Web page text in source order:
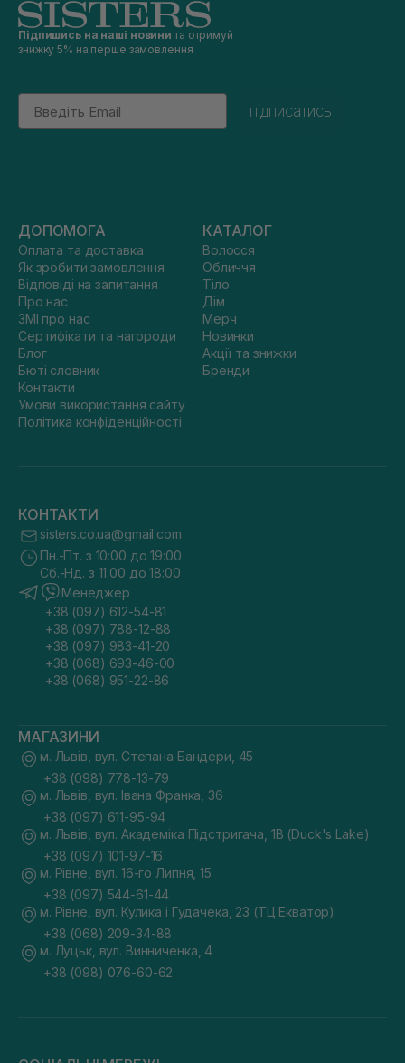
Підпишись на наші новини та отримуй
знижку 5% на перше замовлення
Email
підписатись
ДОПОМОГА
Оплата та доставка
Як зробити замовлення
Відповіді на запитання
Про нас
ЗМІ про нас
Сертифікати та нагороди
Блог
Бюті словник
Контакти
Умови використання сайту
Політика конфіденційності
КАТАЛОГ
Волосся
Обличчя
Тіло
Дім
Мерч
Новинки
Акції та знижки
Бренди
КОНТАКТИ
sisters.co.ua@gmail.com
Пн.-Пт. з 10:00 до 19:00
Сб.-Нд. з 11:00 до 18:00
Менеджер
+38 (097) 612-54-81
+38 (097) 788-12-88
+38 (097) 983-41-20
+38 (068) 693-46-00
+38 (068) 951-22-86
МАГАЗИНИ
м. Львів, вул. Степана Бандери, 45
+38 (098) 778-13-79
м. Львів, вул. Івана Франка, 36
+38 (097) 611-95-94
м. Львів, вул. Академіка Підстригача, 1В (Duck's Lake)
+38 (097) 101-97-16
м. Рівне, вул. 16-го Липня, 15
+38 (097) 544-61-44
м. Рівне, вул. Кулика і Гудачека, 23 (ТЦ Екватор)
+38 (068) 209-34-88
м. Луцьк, вул. Винниченка, 4
+38 (098) 076-60-62